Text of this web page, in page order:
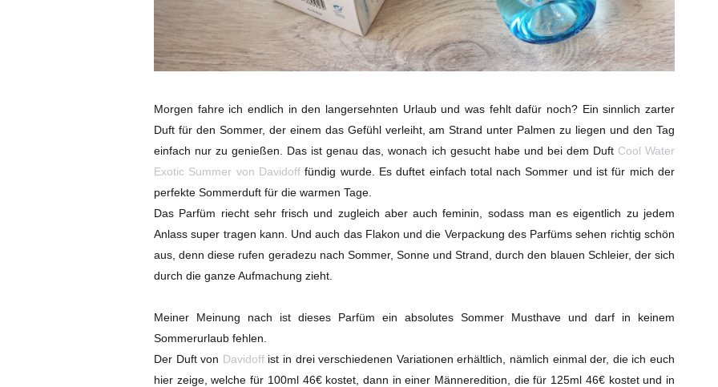
Morgen fahre ich endlich in den langersehnten Urlaub und was fehlt dafür noch? Ein sinnlich zarter
Duft für den Sommer, der einem das Gefühl verleiht, am Strand unter Palmen zu liegen und den Tag
einfach nur zu genießen. Das ist genau das, wonach ich gesucht habe und bei dem Duft Cool Water
Exotic Summer von Davidofffündig wurde. Es duftet einfach total nach Sommer und ist für mich der
perfekte Sommerduft für die warmen Tage.
Das Parfüm riecht sehr frisch und zugleich aber auch feminin, sodass man es eigentlich zu jedem
Anlass super tragen kann. Und auch das Flakon und die Verpackung des Parfüms sehen richtig schön
aus, denn diese rufen geradezu nach Sommer, Sonne und Strand, durch den blauen Schleier, der sich
durch die ganze Aufmachung zieht.
Meiner Meinung nach ist dieses Parfüm ein absolutes Sommer Musthave und darf in keinem
Sommerurlaub fehlen.
Der Duft von Davidoffist in drei verschiedenen Variationen erhältlich, nämlich einmal der, die ich euch
hier zeige, welche für 100ml 46€ kostet, dann in einer Männeredition, die für 125ml 46€ kostet und in